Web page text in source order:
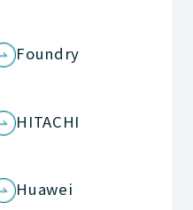
Foundry
HITACHI
Huawei